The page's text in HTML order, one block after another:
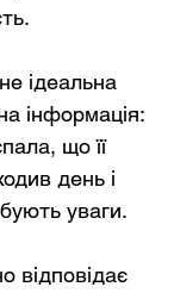
ідеальна
інформація:
що її
день і
уваги.
відповідає